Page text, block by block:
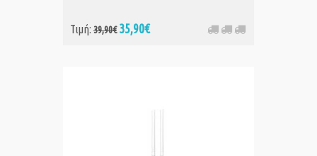
Τιμή: 39,90€ 35,90€